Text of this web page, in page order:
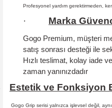
Profesyonel yardım gerektirmeden,
· Marka
Gogo Premium, müşteri
satış sonrası desteği ile
Hızlı teslimat, kolay iade
zaman yanınızdadır
Estetik ve Fonksiyon
Gogo Grip serisi yalnızca işlevsel değil,